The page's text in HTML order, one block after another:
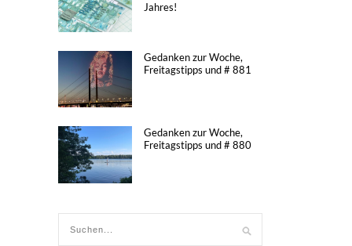
Jahres!
Gedanken zur Woche,
Freitagstipps und # 881
Gedanken zur Woche,
Freitagstipps und # 880